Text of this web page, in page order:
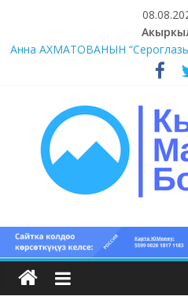
content
#1-4 (55 сөз сынагы)
Анна АХМАТОВАНЫН
#9-10 (55 сөз сынагы)
#5-8 (55 сөз сынагы)
Кыргыз
маданият